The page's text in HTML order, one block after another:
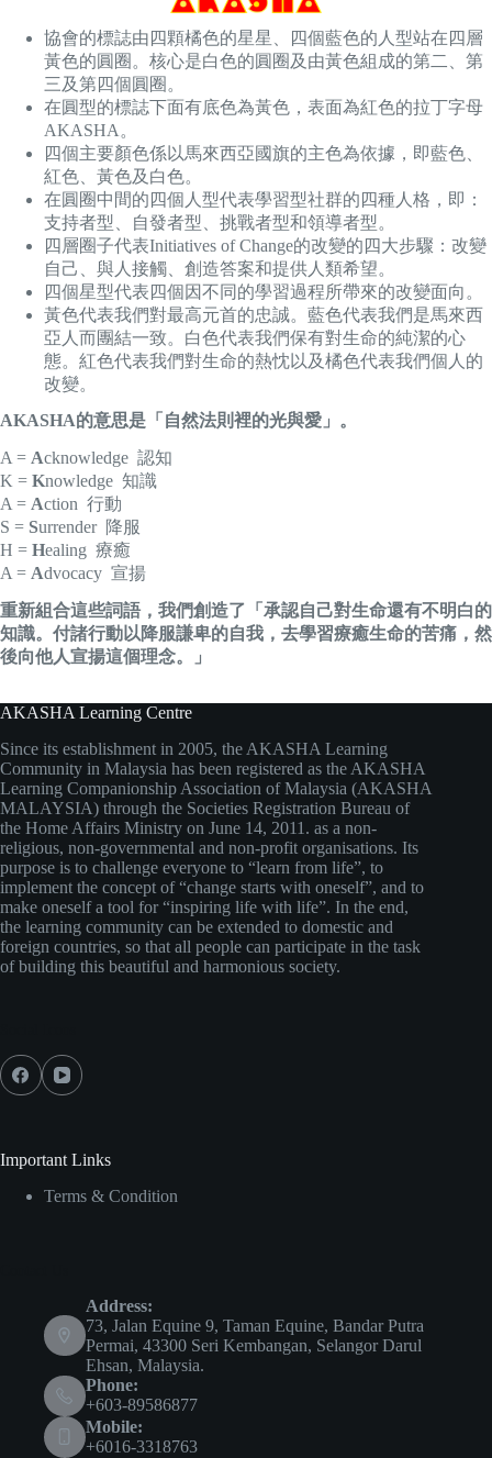
協會的標誌由四顆橘色的星星、四個藍色的人型站在四層
黃色的圓圈。核心是白色的圓圈及由黃色組成的第二、第
三及第四個圓圈。
在圓型的標誌下面有底色為黃色，表面為紅色的拉丁字母
AKASHA。
四個主要顏色係以馬來西亞國旗的主色為依據，即藍色、
紅色、黃色及白色。
在圓圈中間的四個人型代表學習型社群的四種人格，即：
支持者型、自發者型、挑戰者型和領導者型。
四層圈子代表Initiatives of Change的改變的四大步驟：改變
自己、與人接觸、創造答案和提供人類希望。
四個星型代表四個因不同的學習過程所帶來的改變面向。
黃色代表我們對最高元首的忠誠。藍色代表我們是馬來西
亞人而團結一致。白色代表我們保有對生命的純潔的心
態。紅色代表我們對生命的熱忱以及橘色代表我們個人的
改變。
AKASHA的意思是「自然法則裡的光與愛」。
A = Acknowledge 認知
K = Knowledge 知識
A = Action 行動
S = Surrender 降服
H = Healing 療癒
A = Advocacy 宣揚
重新組合這些詞語，我們創造了「承認自己對生命還有不明白的
知識。付諸行動以降服謙卑的自我，去學習療癒生命的苦痛，然
後向他人宣揚這個理念。」
AKASHA Learning Centre
Since its establishment in 2005, the AKASHA Learning
Community in Malaysia has been registered as the AKASHA
Learning Companionship Association of Malaysia (AKASHA
MALAYSIA) through the Societies Registration Bureau of
the Home Affairs Ministry on June 14, 2011. as a non-
religious, non-governmental and non-profit organisations. Its
purpose is to challenge everyone to “learn from life”, to
implement the concept of “change starts with oneself”, and to
make oneself a tool for “inspiring life with life”. In the end,
the learning community can be extended to domestic and
foreign countries, so that all people can participate in the task
of building this beautiful and harmonious society.
Important Links
Terms & Condition
Address:
73, Jalan Equine 9, Taman Equine, Bandar Putra
Permai, 43300 Seri Kembangan, Selangor Darul
Ehsan, Malaysia.
Phone:
+603-89586877
Mobile:
+6016-3318763